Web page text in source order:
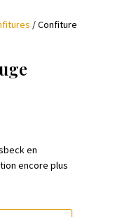
/ Confiture
en
encore plus